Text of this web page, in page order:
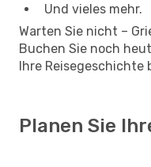
Und vieles mehr.
Warten Sie nicht –
Buchen Sie noch
Ihre Reisegeschichte
Planen Sie